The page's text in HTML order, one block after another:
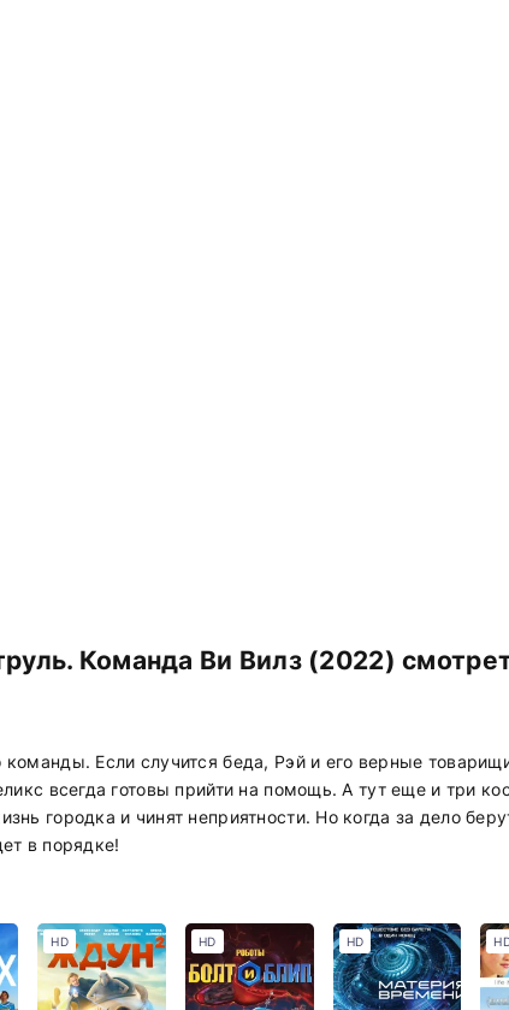
Команда Ви Вилз (2022)
Если случится беда, Рэй и его верные
всегда готовы прийти на помощь. А тут еще и три
городка и чинят неприятности. Но когда за дело
в порядке!
HD HD HD